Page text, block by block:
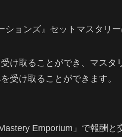
ションズ』セットマスタリ
け取ることができ、マスタ
受け取ることができます。
Emporium」で報酬と